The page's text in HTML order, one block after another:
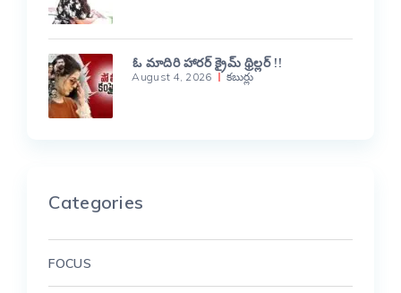
ఓ మాదిరి హారర్ క్రైమ్ థ్రిల్లర్ !!
August 4, 2026 కబుర్లు
Categories
FOCUS